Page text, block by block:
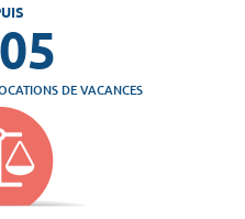
DE VACANCES